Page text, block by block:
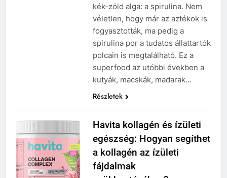
kék-zöld alga: a spirulina. Nem
véletlen, hogy már az aztékok is
fogyasztották, ma pedig a
spirulina por a tudatos állattartók
polcain is megtalálható. Ez a
superfood az utóbbi években a
kutyák, macskák, madarak…
Részletek
Havita kollagén és ízületi
egészség: Hogyan segíthet
a kollagén az ízületi
fájdalmak